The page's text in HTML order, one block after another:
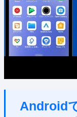
Android